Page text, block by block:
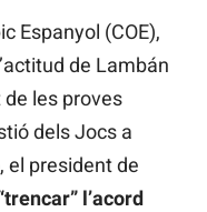
Espanyol (COE),
de Lambán
les proves
dels Jocs a
el president de
l’acord